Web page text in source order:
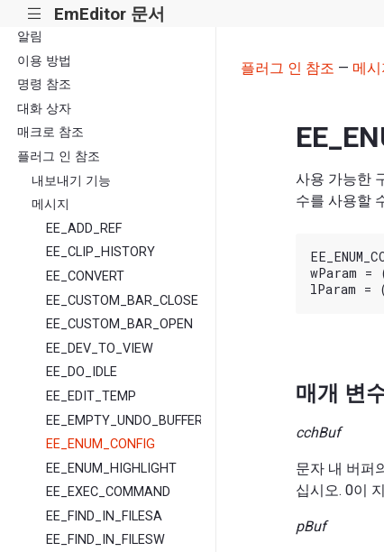
||| EmEditor 문서
알림
이용 방법
명령 참조
대화 상자
매크로 참조
플러그 인 참조
내보내기 기능
메시지
EE_ADD_REF
EE_CLIP_HISTORY
EE_CONVERT
EE_CUSTOM_BAR_CLOSE
EE_CUSTOM_BAR_OPEN
EE_DEV_TO_VIEW
EE_DO_IDLE
EE_EDIT_TEMP
EE_EMPTY_UNDO_BUFFER
EE_ENUM_CONFIG
EE_ENUM_HIGHLIGHT
EE_EXEC_COMMAND
EE_FIND_IN_FILESA
EE_FIND_IN_FILESW
플러그 인 참조 — 메시
사용 가능한
수를 사용할
wParam =
매개 변
cchBuf
문자 내 버퍼
십시오. 0이
pBuf